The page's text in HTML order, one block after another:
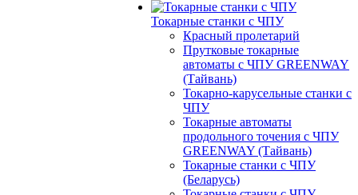
Токарные станки с ЧПУ
Красный пролетарий
Прутковые токарные
автоматы с ЧПУ GREENWAY
(Тайвань)
Токарно-карусельные станки с
ЧПУ
Токарные автоматы
продольного точения с ЧПУ
GREENWAY (Тайвань)
Токарные станки с ЧПУ
(Беларусь)